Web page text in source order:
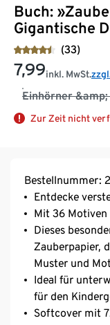
Buch:
Gigantische
(33)
7,99inkl. MwSt.
Einhörner &amp;
Zur Zeit nicht
Bestellnummer:
Entdecke
Mit 36
Dieses
Zauberpapier,
Muster und
Ideal für
für den
Softcover mit